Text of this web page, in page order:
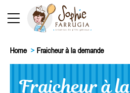
Home > Fraicheur à la demande
Fraicheur à la